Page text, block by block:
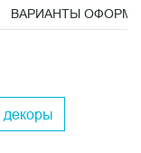
ВАРИАНТЫ
декоры